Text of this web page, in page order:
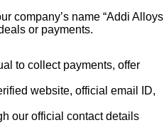
company’s name “Addi Alloys
or payments.
to collect payments, offer
website, official email ID,
our official contact details